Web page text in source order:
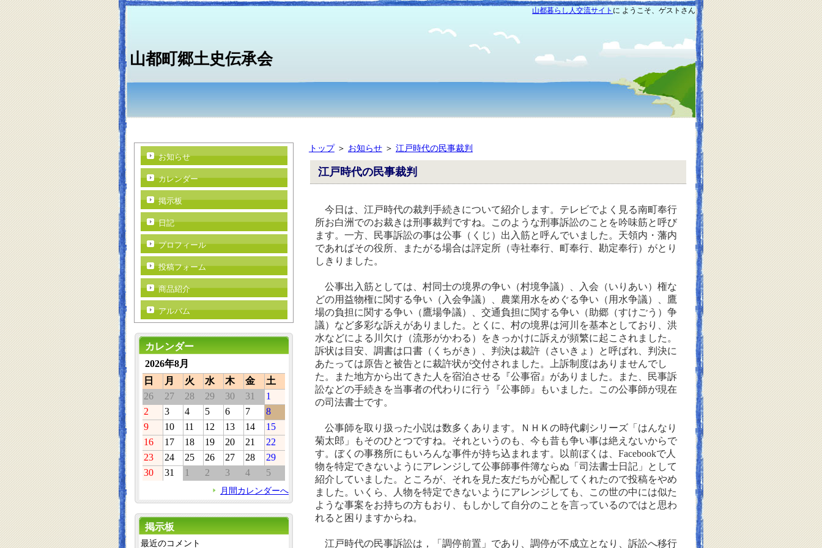
山都暮らし人交流サイト に ようこそ、ゲストさん
山都町郷土史伝承会
トップ＞ お知らせ＞ 江戸時代の民事裁判
江戸時代の民事裁判
今日は、江戸時代の裁判手続きについて紹介します。テレビでよく見る南町奉行
所お白洲でのお裁きは刑事裁判ですね。このような刑事訴訟のことを吟味筋と呼び
ます。一方、民事訴訟の事は公事（くじ）出入筋と呼んでいました。天領内・藩内
であればその役所、またがる場合は評定所（寺社奉行、町奉行、勘定奉行）がとり
しきりました。
公事出入筋としては、村同士の境界の争い（村境争議）、入会（いりあい）権な
どの用益物権に関する争い（入会争議）、農業用水をめぐる争い（用水争議）、鷹
場の負担に関する争い（鷹場争議）、交通負担に関する争い（助郷（すけごう）争
議）など多彩な訴えがありました。とくに、村の境界は河川を基本としており、洪
水などによる川欠け（流形がかわる）をきっかけに訴えが頻繁に起こされました。
訴状は目安、調書は口書（くちがき）、判決は裁許（さいきょ）と呼ばれ、判決に
あたっては原告と被告とに裁許状が交付されました。上訴制度はありませんでし
た。また地方から出てきた人を宿泊させる『公事宿』がありました。また、民事訴
訟などの手続きを当事者の代わりに行う『公事師』もいました。この公事師が現在
の司法書士です。
公事師を取り扱った小説は数多くあります。ＮＨＫの時代劇シリーズ「はんなり
菊太郎」もそのひとつですね。それというのも、今も昔も争い事は絶えないからで
す。ぼくの事務所にもいろんな事件が持ち込まれます。以前ぼくは、 Facebookで人
物を特定できないようにアレンジして公事師事件簿ならぬ「司法書士日記」として
紹介していました。ところが、それを見た友だちが心配してくれたので投稿をやめ
ました。いくら、人物を特定できないようにアレンジしても、この世の中には似た
ような事案をお持ちの方もおり、もしかして自分のことを言っているのではと思わ
れると困りますからね。
江戸時代の民事訴訟は，「調停前置」であり、調停が不成立となり、訴訟へ移行
お知らせ
カレンダー
掲示板
日記
プロフィール
投稿フォーム
商品紹介
アルバム
カレンダー
2026年8月
日
月 火 水 木 金
土
26
27 28 29 30 31
1
2
3 4 5 6 7
8
9
10 11 12 13 14
15
16
17 18 19 20 21
22
23
24 25 26 27 28
29
30
31 1 2 3 4 5
月間カレンダーへ
掲示板
最近のコメント